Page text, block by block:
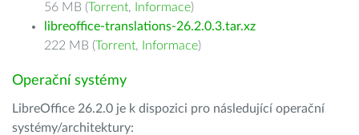
56 MB (Torrent, Informace)
libreoffice-translations-26.2.0.3.tar.xz
222 MB (Torrent, Informace)
Operační systémy
LibreOffice 26.2.0 je k dispozici pro následující operační
systémy/architektury: